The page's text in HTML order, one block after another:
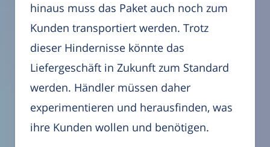
hinaus muss das Paket auch noch zum
Kunden transportiert werden. Trotz
dieser Hindernisse könnte das
Liefergeschäft in Zukunft zum Standard
werden. Händler müssen daher
experimentieren und herausfinden, was
ihre Kunden wollen und benötigen.